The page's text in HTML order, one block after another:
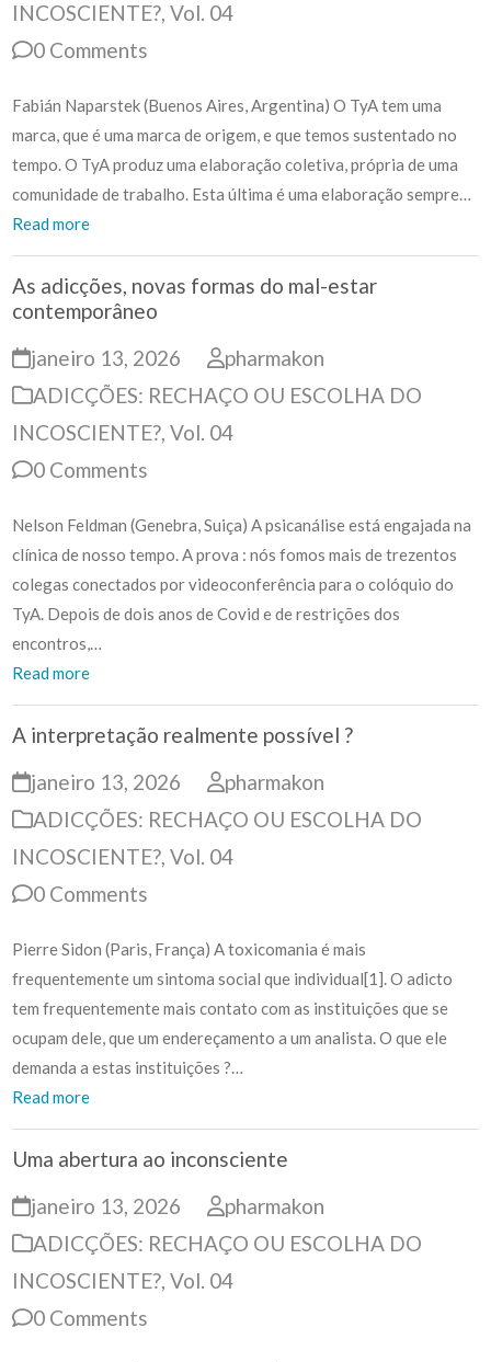
INCOSCIENTE?,Vol. 04
0 Comments
Fabián Naparstek (Buenos Aires, Argentina) O TyA tem uma
marca, que é uma marca de origem, e que temos sustentado no
tempo. O TyA produz uma elaboração coletiva, própria de uma
comunidade de trabalho. Esta última é uma elaboração sempre…
Read more
As adicções, novas formas do mal-estar
contemporâneo
janeiro 13, 2026
pharmakon
ADICÇÕES: RECHAÇO OU ESCOLHA DO
INCOSCIENTE?,Vol. 04
0 Comments
Nelson Feldman (Genebra, Suiça) A psicanálise está engajada na
clínica de nosso tempo. A prova : nós fomos mais de trezentos
colegas conectados por videoconferência para o colóquio do
TyA. Depois de dois anos de Covid e de restrições dos
encontros,…
Read more
A interpretação realmente possível ?
janeiro 13, 2026
pharmakon
ADICÇÕES: RECHAÇO OU ESCOLHA DO
INCOSCIENTE?,Vol. 04
0 Comments
Pierre Sidon (Paris, França) A toxicomania é mais
frequentemente um sintoma social que individual[1]. O adicto
tem frequentemente mais contato com as instituições que se
ocupam dele, que um endereçamento a um analista. O que ele
demanda a estas instituições ?…
Read more
Uma abertura ao inconsciente
janeiro 13, 2026
pharmakon
ADICÇÕES: RECHAÇO OU ESCOLHA DO
INCOSCIENTE?,Vol. 04
0 Comments